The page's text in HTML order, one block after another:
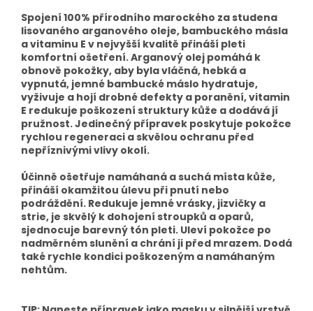
Spojení 100% přírodního marockého za studena
lisovaného arganového oleje, bambuckého másla
a vitaminu E v nejvyšší kvalitě přináší pleti
komfortní ošetření. Arganový olej pomáhá k
obnově pokožky, aby byla vláčná, hebká a
vypnutá, jemné bambucké máslo hydratuje,
vyživuje a hojí drobné defekty a poranění, vitamin
E redukuje poškození struktury kůže a dodává jí
pružnost. Jedinečný přípravek poskytuje pokožce
rychlou regeneraci a skvělou ochranu před
nepříznivými vlivy okolí.
Účinně ošetřuje namáhaná a suchá místa kůže,
přináší okamžitou úlevu při pnutí nebo
podráždění. Redukuje jemné vrásky, jizvičky a
strie, je skvělý k dohojení stroupků a oparů,
sjednocuje barevný tón pleti. Uleví pokožce po
nadměrném slunění a chrání ji před mrazem. Dodá
také rychle kondici poškozeným a namáhaným
nehtům.